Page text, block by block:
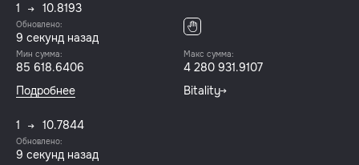
1 10.8193
Обновлено:
9 секунд назад
Мин сумма:
85 618.6406
Макс сумма:
4 280 931.9107
Подробнее
Bitality
1 10.7844
Обновлено:
9 секунд назад